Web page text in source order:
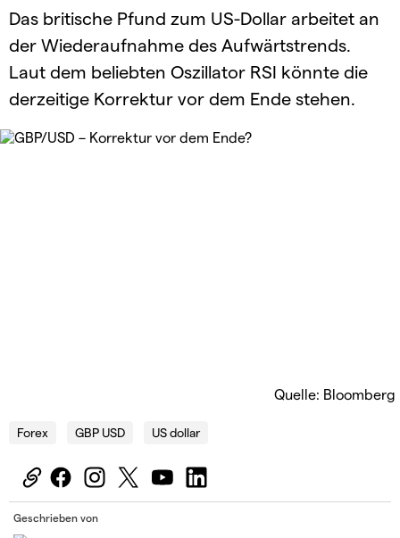
Das britische Pfund zum US-Dollar arbeitet an
der Wiederaufnahme des Aufwärtstrends.
Laut dem beliebten Oszillator RSI könnte die
derzeitige Korrektur vor dem Ende stehen.
Quelle: Bloomberg
Forex GBP USD US dollar
Geschrieben von